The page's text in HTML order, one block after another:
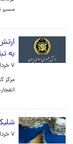
مسیر ۱۱۱ کشتی تجاری در چارچوب طرح محاصره دریایی ایران شد.
به
۷ خرداد ۱۴۰۵، ۲۳:۵۳
مرکز
۷ خرداد ۱۴۰۵، ۲۳:۴۰